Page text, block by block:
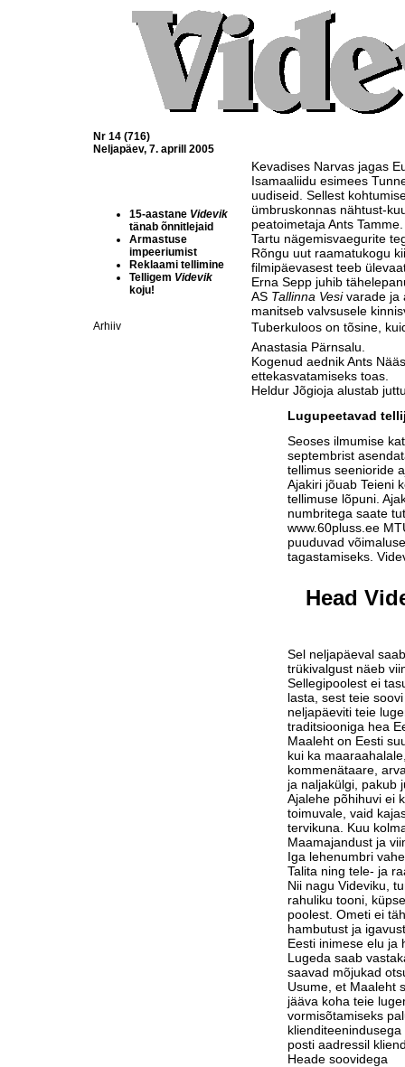
Nr 14 (716)
Neljapäev, 7. aprill 2005
15-aastane Videvik
tänab õnnitlejaid
Armastuse
impeeriumist
Reklaami tellimine
Telligem Videvik
koju!
Arhiiv
Kevadises Narvas jagas
Isamaaliidu esimees
uudiseid. Sellest
ümbruskonnas nähtust-
peatoimetaja Ants Tamme.
Tartu nägemisvaegurite
Rõngu uut raamatukogu
filmipäevasest teeb
Erna Sepp juhib
AS Tallinna Vesivarade ja
manitseb valvsusele
Tuberkuloos on tõsine,
Anastasia Pärnsalu.
Kogenud aednik Ants
ettekasvatamiseks toas.
Heldur Jõgioja alustab
Lugupeetavad
Seoses ilmumise
septembrist
tellimus seenioride
Ajakiri jõuab Teieni
tellimuse lõpuni.
numbritega saate
www.60pluss.ee
puuduvad
tagastamiseks.
Head
Sel neljapäeval
trükivalgust näeb
Sellegipoolest ei
lasta, sest teie
neljapäeviti teie
traditsiooniga hea
Maaleht on Eesti
kui ka
kommenätaare,
ja naljakülgi, pakub
Ajalehe põhihuvi ei
toimuvale, vaid
tervikuna. Kuu
Maamajandust ja
Iga lehenumbri
Talita ning tele- ja
Nii nagu Videviku,
rahuliku tooni,
poolest. Ometi ei
hambutust ja
Eesti inimese elu ja
Lugeda saab
saavad mõjukad
Usume, et Maaleht
jääva koha teie
vormisõtamiseks
posti aadressil
Heade soovidega